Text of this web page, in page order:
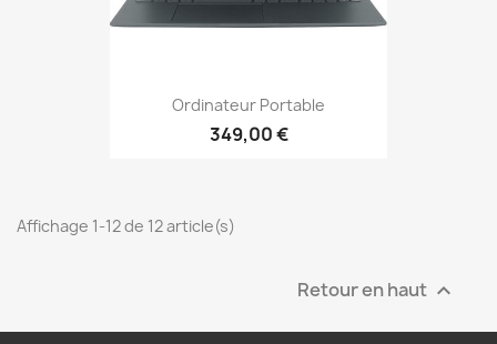
Ordinateur Portable
349,00 €
Affichage 1-12 de 12 article(s)
Retour en haut 